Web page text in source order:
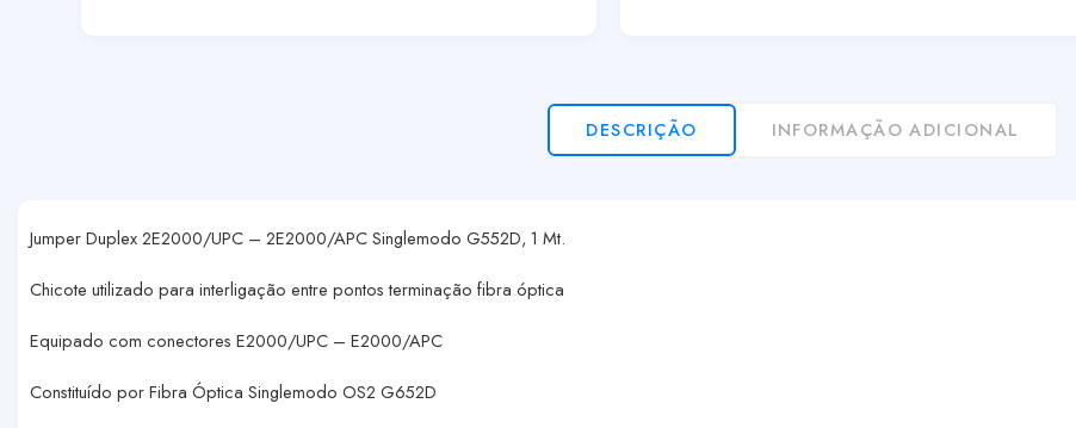
DESCRIÇÃO INFORMAÇÃO ADICIONAL
Jumper Duplex 2E2000/UPC – 2E2000/APC Singlemodo G552D, 1 Mt.
Chicote utilizado para interligação entre pontos terminação fibra óptica
Equipado com conectores E2000/UPC – E2000/APC
Constituído por Fibra Óptica Singlemodo OS2 G652D